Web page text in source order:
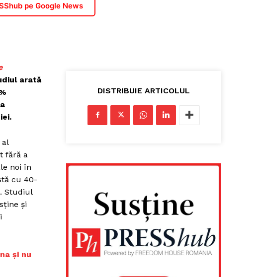
pe Google News
arată
al
fără a
noi în
cu 40-
Studiul
și
și nu
DISTRIBUIE ARTICOLUL